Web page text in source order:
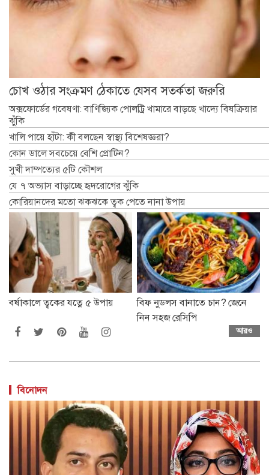
চোখ ওঠার সংক্রমণ ঠেকাতে যেসব সতর্কতা জরুরি
অক্সফোর্ডের গবেষণা: বাণিজ্যিক পোলট্রি খামারে বাড়ছে খাদ্যে বিষক্রিয়ার
ঝুঁকি
খালি পায়ে হাঁটা: কী বলছেন স্বাস্থ্য বিশেষজ্ঞরা?
কোন ডালে সবচেয়ে বেশি প্রোটিন?
সুখী দাম্পত্যের ৫টি কৌশল
যে ৭ অভ্যাস বাড়াচ্ছে হৃদরোগের ঝুঁকি
কোরিয়ানদের মতো ঝকঝকে ত্বক পেতে নানা উপায়
বর্ষাকালে ত্বকের যত্নে ৫ উপায়
বিফ নুডলস বানাতে চান? জেনে
নিন সহজ রেসিপি
আরও
বিনোদন